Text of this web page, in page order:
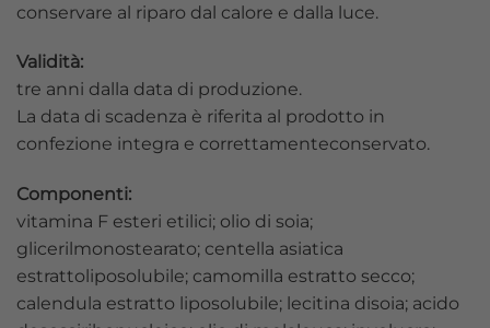
conservare al riparo dal calore e dalla luce.
Validità:
tre anni dalla data di produzione.
La data di scadenza è riferita al prodotto in
confezione integra e correttamenteconservato.
Componenti:
vitamina F esteri etilici; olio di soia;
glicerilmonostearato; centella asiatica
estrattoliposolubile; camomilla estratto secco;
calendula estratto liposolubile; lecitina disoia; acido